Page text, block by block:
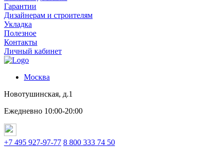
Гарантии
Дизайнерам и строителям
Укладка
Полезное
Контакты
Личный кабинет
Москва
Новотушинская, д.1
Ежедневно 10:00-20:00
+7 495 927-97-77 8 800 333 74 50